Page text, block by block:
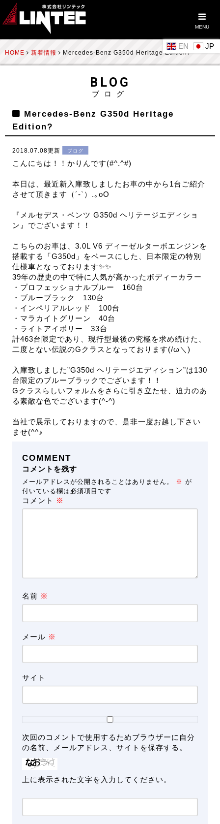
MENU
EN
HOME 新着情報 Mercedes-Benz G350d Heritage Edition?
BLOG
ブログ
Mercedes-Benz G350d Heritage
Edition?
2018.07.08更新 ブログ
こんにちは！！かりんです(#^.^#)
本日は、最近新入庫致しましたお車の中から1台ご紹介
させて頂きます（´-`）.｡oO
『メルセデス・ベンツ G350d ヘリテージエディショ
ン』でございます！！
こちらのお車は、3.0L V6 ディーゼルターボエンジンを
搭載する「G350d」をベースにした、日本限定の特別
仕様車となっております✨✨
39年の歴史の中で特に人気が高かったボディーカラー
・プロフェッショナルブルー 160台
・ブルーブラック 130台
・インペリアルレッド 100台
・マラカイトグリーン 40台
・ライトアイボリー 33台
計463台限定であり、現行型最後の究極を求め続けた、
二度とない伝説のGクラスとなっております(/ω＼)
入庫致しました”G350d ヘリテージエディション”は130
台限定のブルーブラックでございます！！
Gクラスらしいフォルムをさらに引き立たせ、迫力のあ
る素敵な色でございます(^-^)
当社で展示しておりますので、是非一度お越し下さい
ませ(^^♪
COMMENT
コメントを残す
メールアドレスが公開されることはありません。 ※ が
付いている欄は必須項目です
コメント ※
名前 ※
メール ※
サイト
次回のコメントで使用するためブラウザーに自分
の名前、メールアドレス、サイトを保存する。
上に表示された文字を入力してください。